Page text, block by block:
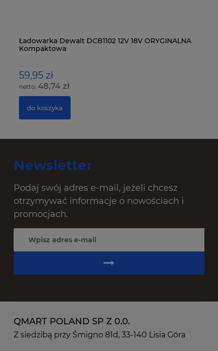
Ładowarka Dewalt DCB1102 12V 18V ORYGINALNA
Kompaktowa
59,95 zł
48,74 zł
do koszyka
Newsletter
Podaj swój adres e-mail, jeżeli chcesz
otrzymywać informacje o nowościach i
promocjach.
QMART POLAND SP Z 0.0.
Z siedzibą przy Śmigno 81d, 33-140 Lisia Góra